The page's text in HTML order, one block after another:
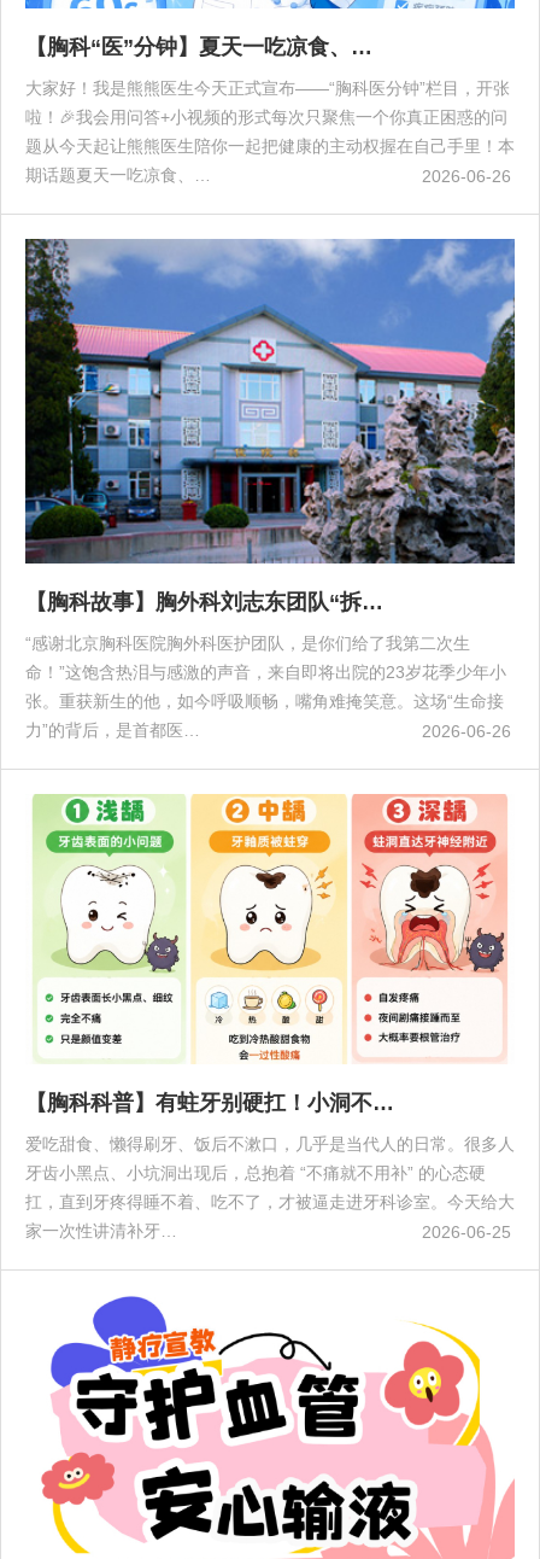
2026-06-26
【胸科“医”分钟】夏天一吃凉食、…
大家好！我是熊熊医生今天正式宣布——“胸科医分钟”栏目，开张
啦！🎉我会用问答+小视频的形式每次只聚焦一个你真正困惑的问
题从今天起让熊熊医生陪你一起把健康的主动权握在自己手里！本
期话题夏天一吃凉食、…
2026-06-26
【胸科故事】胸外科刘志东团队“拆…
“感谢北京胸科医院胸外科医护团队，是你们给了我第二次生
命！”这饱含热泪与感激的声音，来自即将出院的23岁花季少年小
张。重获新生的他，如今呼吸顺畅，嘴角难掩笑意。这场“生命接
力”的背后，是首都医…
2026-06-25
【胸科科普】有蛀牙别硬扛！小洞不…
爱吃甜食、懒得刷牙、饭后不漱口，几乎是当代人的日常。很多人
牙齿小黑点、小坑洞出现后，总抱着 “不痛就不用补” 的心态硬
扛，直到牙疼得睡不着、吃不了，才被逼走进牙科诊室。今天给大
家一次性讲清补牙…